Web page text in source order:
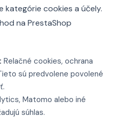
kategórie cookies a účely.
na PrestaShop
Relačné cookies, ochrana
sú predvolene povolené
Matomo alebo iné
súhlas.